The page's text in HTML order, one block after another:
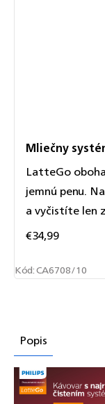
Mliečny
€34,99
LatteGo
jemnú penu.
a vyčistíte len
Kód:CA6708/10
Popis